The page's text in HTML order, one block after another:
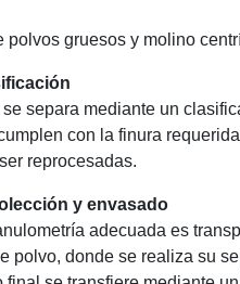
polvos gruesos y molino
separa mediante un
con la finura
reprocesadas.
y envasado
adecuada es
polvo, donde se realiza su